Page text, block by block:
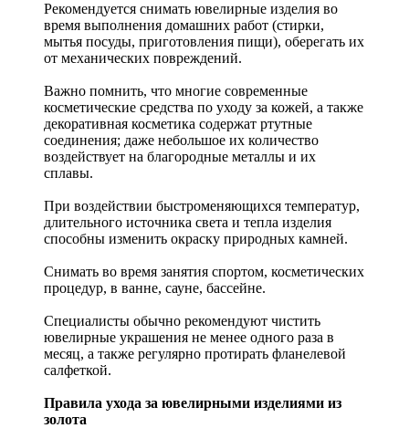
Рекомендуется снимать ювелирные изделия во
время выполнения домашних работ (стирки,
мытья посуды, приготовления пищи), оберегать их
от механических повреждений.
Важно помнить, что многие современные
косметические средства по уходу за кожей, а также
декоративная косметика содержат ртутные
соединения; даже небольшое их количество
воздействует на благородные металлы и их
сплавы.
При воздействии быстроменяющихся температур,
длительного источника света и тепла изделия
способны изменить окраску природных камней.
Снимать во время занятия спортом, косметических
процедур, в ванне, сауне, бассейне.
Специалисты обычно рекомендуют чистить
ювелирные украшения не менее одного раза в
месяц, а также регулярно протирать фланелевой
салфеткой.
Правила ухода за ювелирными изделиями из
золота